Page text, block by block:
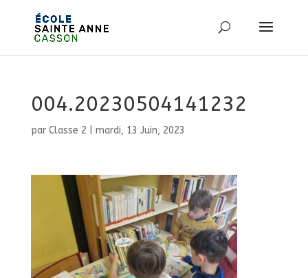
004.20230504141232
par Classe 2 mardi, 13 Juin, 2023